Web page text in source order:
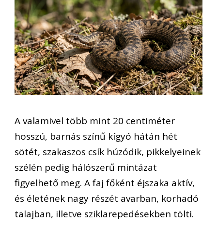
A valamivel több mint 20 centiméter
hosszú, barnás színű kígyó hátán hét
sötét, szakaszos csík húzódik, pikkelyeinek
szélén pedig hálószerű mintázat
figyelhető meg. A faj főként éjszaka aktív,
és életének nagy részét avarban, korhadó
talajban, illetve sziklarepedésekben tölti.